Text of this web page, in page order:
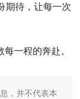
期待，让每一次
一程的奔赴。
，并不代表本